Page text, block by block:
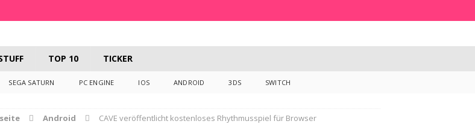
TOP 10 TICKER
SEGA SATURN PC ENGINE IOS ANDROID 3DS SWITCH
Android CAVE veröffentlicht kostenloses Rhythmusspiel für Browser